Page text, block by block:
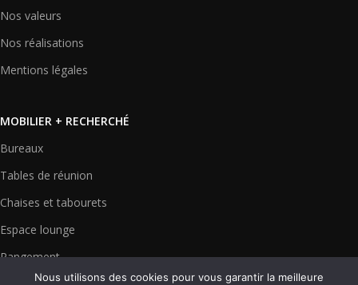
Nos valeurs
Nos réalisations
Mentions légales
MOBILIER + RECHERCHÉ
Bureaux
Tables de réunion
Chaises et tabourets
Espace lounge
Rangement
Nous utilisons des cookies pour vous garantir la meilleure